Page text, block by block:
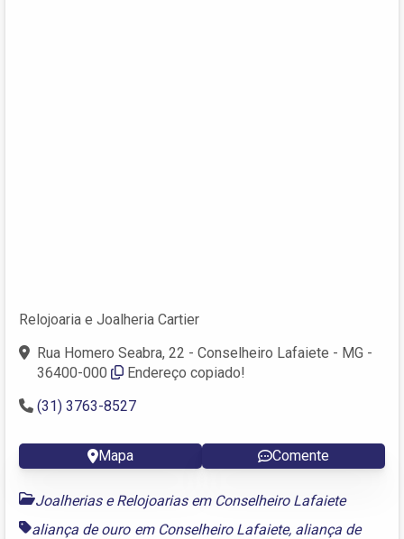
Relojoaria e Joalheria Cartier
Rua Homero Seabra, 22 - Conselheiro Lafaiete - MG -
36400-000
Endereço copiado!
(31) 3763-8527
Mapa Comente
Joalherias e Relojoarias em Conselheiro Lafaiete
aliança de ouro em Conselheiro Lafaiete, aliança de